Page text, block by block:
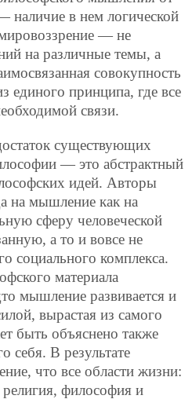
в нем логической
— не
на различные темы, а
совокупность
единого принципа, где все
связи.
существующих
— это абстрактный
идей. Авторы
на мышление как на
сферу человеческой
а то и вовсе не
социального комплекса.
материала
мышление развивается и
вырастая из самого
быть объяснено также
себя. В результате
что все области жизни:
философия и